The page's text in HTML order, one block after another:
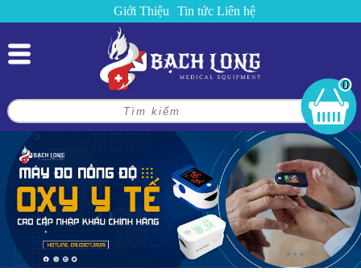
Giới Thiệu Tin tức Liên hệ
0